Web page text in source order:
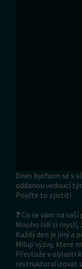
Dnes bychom se s
oddanou vedoucí
Pojďte to zjistit!
❓ Co se vám na
Mnoho lidí si myslí,
Každý den je jiný a
Miluji výzvy, které
Přestože v oblasti
restrukturalizovat